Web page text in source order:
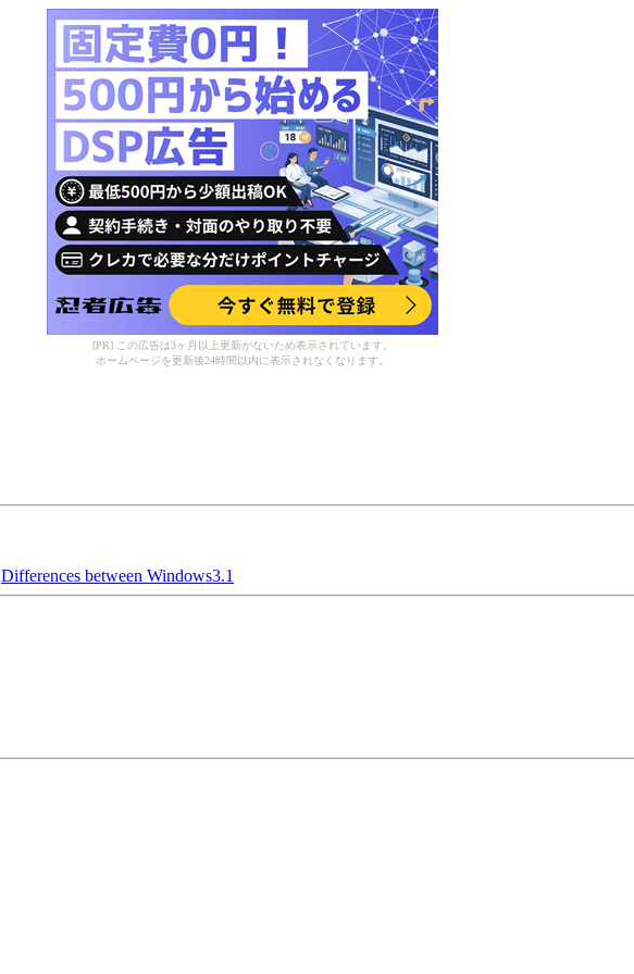
[PR] この広告は3ヶ月以上更新がないため表示されています。
ホームページを更新後24時間以内に表示されなくなります。
Differences between Windows3.1